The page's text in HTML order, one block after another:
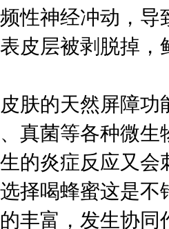
性神经冲动，
皮层被剥脱掉
的天然屏障功
真菌等各种微
的炎症反应又
喝蜂蜜这是不
丰富，发生协